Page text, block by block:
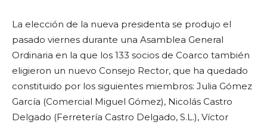
La elección de la nueva presidenta se produjo el
pasado viernes durante una Asamblea General
Ordinaria en la que los 133 socios de Coarco también
eligieron un nuevo Consejo Rector, que ha quedado
constituido por los siguientes miembros: Julia Gómez
García (Comercial Miguel Gómez), Nicolás Castro
Delgado (Ferretería Castro Delgado, S.L.), Víctor